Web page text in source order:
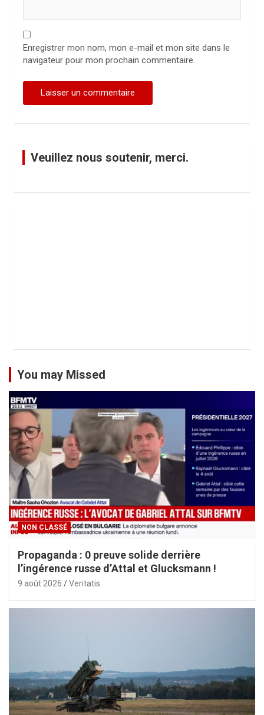
Enregistrer mon nom, mon e-mail et mon site dans le
navigateur pour mon prochain commentaire.
Veuillez nous soutenir, merci.
You may Missed
NON CLASSÉ
Propaganda : 0 preuve solide derrière
l’ingérence russe d’Attal et Glucksmann !
9 août 2026 Veritatis